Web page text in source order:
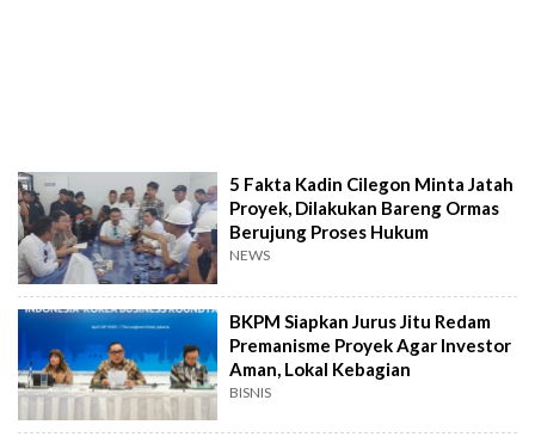
5 Fakta Kadin Cilegon Minta Jatah
Proyek, Dilakukan Bareng Ormas
Berujung Proses Hukum
NEWS
BKPM Siapkan Jurus Jitu Redam
Premanisme Proyek Agar Investor
Aman, Lokal Kebagian
BISNIS